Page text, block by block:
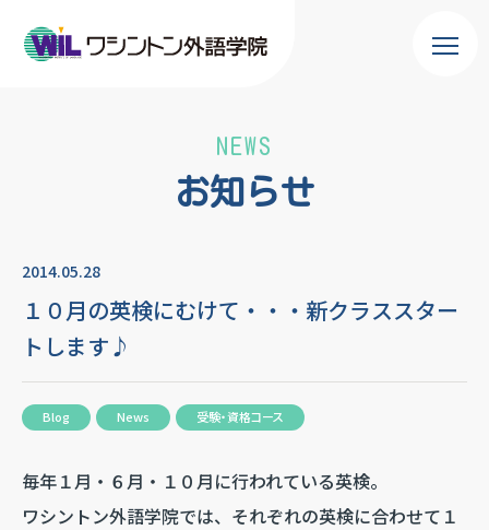
お知らせ
NEWS
2014.05.28
１０月の英検にむけて・・・新クラススター
トします♪
Blog News 受験・資格コース
毎年１月・６月・１０月に行われている英検。
ワシントン外語学院では、それぞれの英検に合わせて１